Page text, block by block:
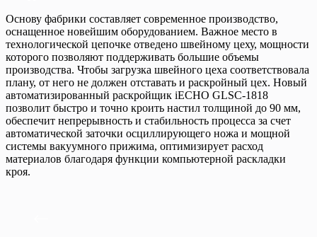
Основу фабрики составляет современное производство,
оснащенное новейшим оборудованием. Важное место в
технологической цепочке отведено швейному цеху, мощности
которого позволяют поддерживать большие объемы
производства. Чтобы загрузка швейного цеха соответствовала
плану, от него не должен отставать и раскройный цех. Новый
автоматизированный раскройщик iECHO GLSC-1818
позволит быстро и точно кроить настил толщиной до 90 мм,
обеспечит непрерывность и стабильность процесса за счет
автоматической заточки осциллирующего ножа и мощной
системы вакуумного прижима, оптимизирует расход
материалов благодаря функции компьютерной раскладки
кроя.